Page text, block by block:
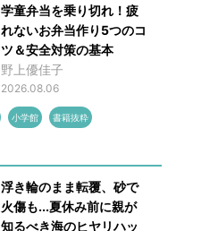
学童弁当を乗り切れ！疲
れないお弁当作り5つのコ
ツ＆安全対策の基本
野上優佳子
2026.08.06
小学館 書籍抜粋
浮き輪のまま転覆、砂で
火傷も...夏休み前に親が
知るべき海のヒヤリハッ